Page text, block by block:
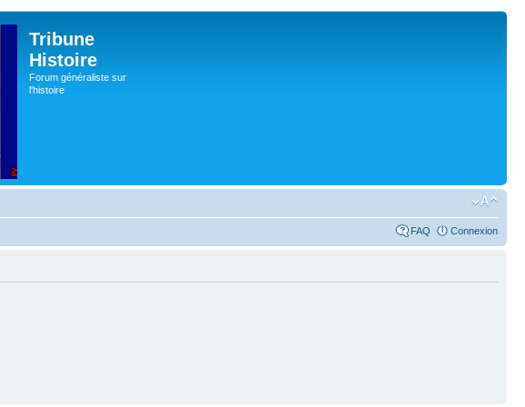
Tribune
Histoire
Forum généraliste sur
l'histoire
FAQ Connexion